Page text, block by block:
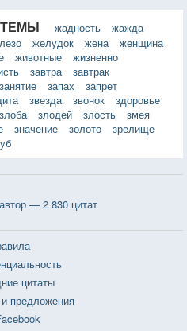
жадность
жажда
желудок жена
женщина
животные
жизненно
завтра
завтрак
занятие запах
запрет
звезда звонок
здоровье
злоба злодей злость
змея
значение золото
зрелище
— 2 830 цитат
цитаты
предложения